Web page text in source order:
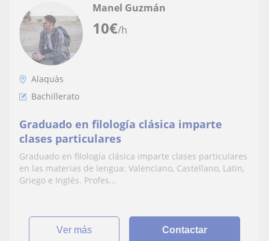
10€/h
Manel Guzmán
Alaquàs
Bachillerato
Graduado en filología clásica imparte
clases particulares
Graduado en filología clásica imparte clases particulares
en las materias de lengua: Valenciano, Castellano, Latin,
Griego e Inglés. Profes...
ver más Contactar